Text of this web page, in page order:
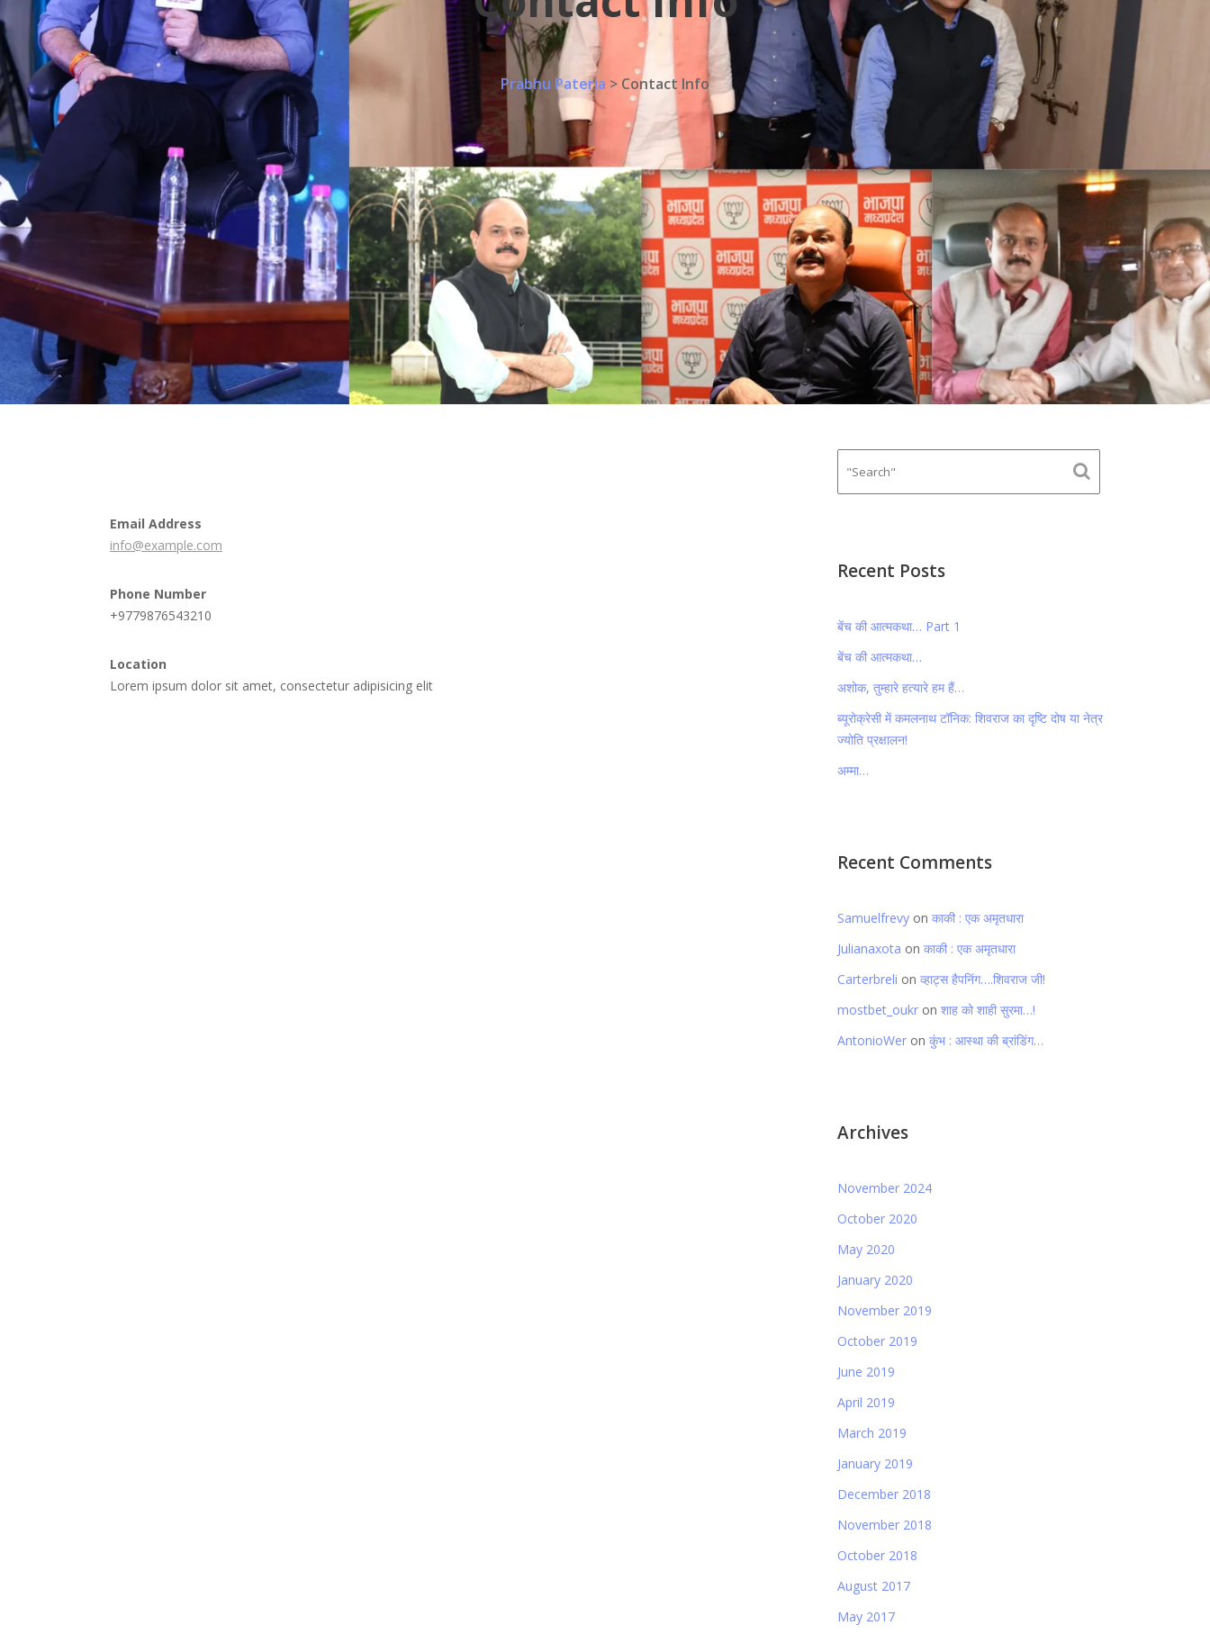
Prabhu Pateria > Contact Info
Email Address
info@example.com
Phone Number
+9779876543210
Location
Lorem ipsum dolor sit amet, consectetur adipisicing elit
Recent Posts
बेंच की आत्मकथा… Part 1
बेंच की आत्मकथा…
अशोक, तुम्हारे हत्यारे हम हैं…
ब्यूरोक्रेसी में कमलनाथ टॉनिक: शिवराज का दृष्टि दोष या नेत्र
ज्योति प्रक्षालन!
अम्मा…
Recent Comments
Samuelfrevy onकाकी : एक अमृतधारा
Julianaxota onकाकी : एक अमृतधारा
Carterbreli onव्हाट्स हैपनिंग….शिवराज जी!
mostbet_oukr onशाह को शाही सुरमा…!
AntonioWer onकुंभ : आस्था की ब्रांडिंग…
Archives
November 2024
October 2020
May 2020
January 2020
November 2019
October 2019
June 2019
April 2019
March 2019
January 2019
December 2018
November 2018
October 2018
August 2017
May 2017